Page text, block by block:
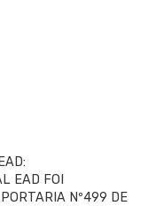
EAD FOI
Nº499 DE